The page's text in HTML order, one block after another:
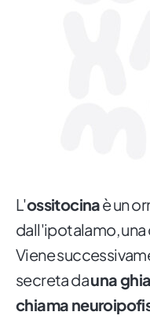
L'ossitocinaè un
dall'ipotalamo,
Viene
secreta dauna
chiama